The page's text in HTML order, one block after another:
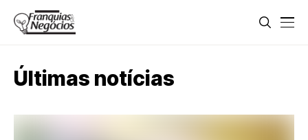
Últimas notícias